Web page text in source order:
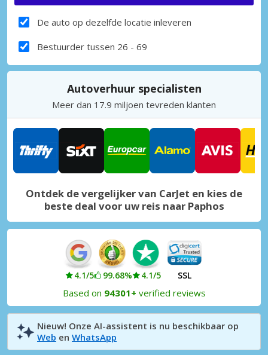
De auto op dezelfde locatie inleveren
Bestuurder tussen 26 - 69
Autoverhuur specialisten
Meer dan 17.9 miljoen tevreden klanten
Ontdek de vergelijker van CarJet en kies de
beste deal voor uw reis naar Paphos
4.1/5 99.68% 4.1/5 SSL
Based on 94301+ verified reviews
Nieuw! Onze AI-assistent is nu beschikbaar op
Web en WhatsApp